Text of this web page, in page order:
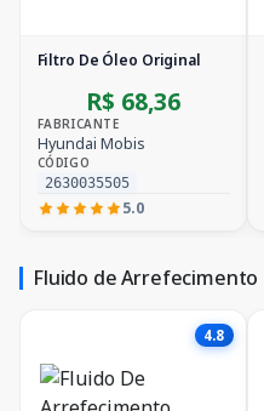
Filtro De Óleo Original
R$ 68,36
FABRICANTE
Hyundai Mobis
CÓDIGO
2630035505
5.0
Fluido de Arrefecimento
4.8